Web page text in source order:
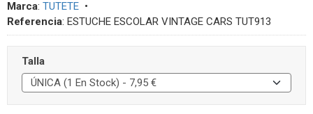
Marca: TUTETE •
Referencia: ESTUCHE ESCOLAR VINTAGE CARS TUT913
Talla